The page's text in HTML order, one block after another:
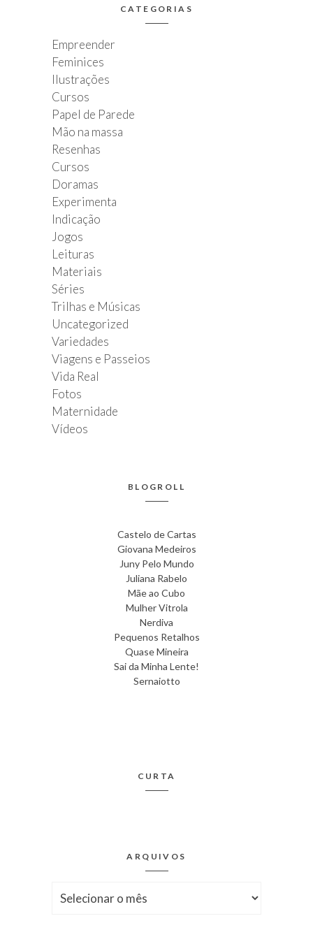
CATEGORIAS
Empreender
Feminices
Ilustrações
Cursos
Papel de Parede
Mão na massa
Resenhas
Cursos
Doramas
Experimenta
Indicação
Jogos
Leituras
Materiais
Séries
Trilhas e Músicas
Uncategorized
Variedades
Viagens e Passeios
Vida Real
Fotos
Maternidade
Vídeos
BLOGROLL
Castelo de Cartas
Giovana Medeiros
Juny Pelo Mundo
Juliana Rabelo
Mãe ao Cubo
Mulher Vitrola
Nerdiva
Pequenos Retalhos
Quase Mineira
Sai da Minha Lente!
Sernaiotto
CURTA
ARQUIVOS